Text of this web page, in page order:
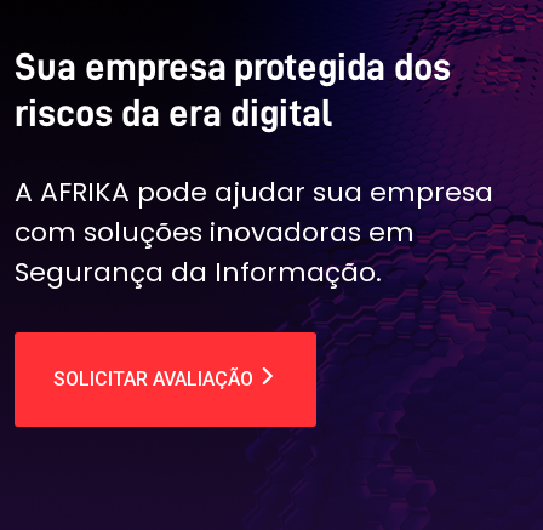
Sua empresa protegida dos
riscos da era digital
A AFRIKA pode ajudar sua empresa
com soluções inovadoras em
Segurança da Informação.
SOLICITAR AVALIAÇÃO